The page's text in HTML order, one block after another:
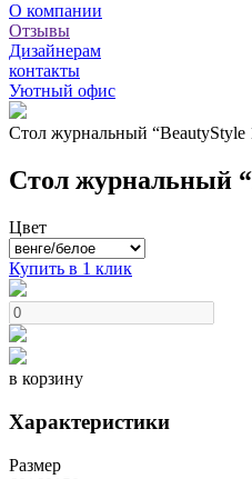
О компании
Отзывы
Дизайнерам
контакты
Уютный офис
Стол журнальный “BeautyStyle
Стол журнальный
Цвет
Купить в 1 клик
в корзину
Характеристики
Размер